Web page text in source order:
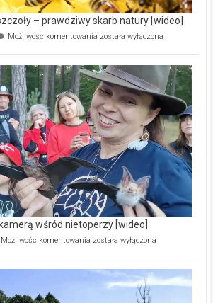
– prawdziwy skarb natury [wideo]
Możliwość komentowania Ekologiczne
–
prawdziwy
skarb
natury
[wideo]
została wyłączona
wśród nietoperzy [wideo]
Możliwość komentowania Ekologiczne
kamerą
wśród
została wyłączona